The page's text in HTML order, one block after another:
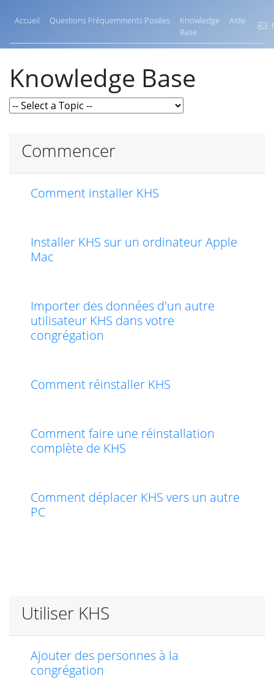
Accueil Questions Fréquemments Posées
Knowledge
Base
Aide
Knowledge Base
Commencer
Comment installer KHS
Installer KHS sur un ordinateur Apple
Mac
Importer des données d'un autre
utilisateur KHS dans votre
congrégation
Comment réinstaller KHS
Comment faire une réinstallation
complète de KHS
Comment déplacer KHS vers un autre
PC
Utiliser KHS
Ajouter des personnes à la
congrégation